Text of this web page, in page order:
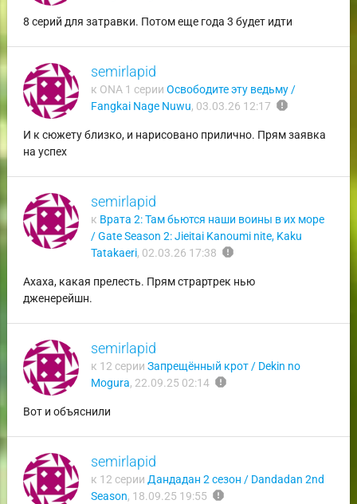
8 серий для затравки. Потом еще года 3 будет идти
semirlapid
к ONA 1 серии Освободите эту ведьму /
Fangkai Nage Nuwu, 03.03.26 12:17 report
И к сюжету близко, и нарисовано прилично. Прям заявка
на успех
semirlapid
к Врата 2: Там бьются наши воины в их море
/ Gate Season 2: Jieitai Kanoumi nite, Kaku
Tatakaeri, 02.03.26 17:38 report
Ахаха, какая прелесть. Прям страртрек нью
дженерейшн.
semirlapid
к 12 серии Запрещённый крот / Dekin no
Mogura, 22.09.25 02:14 report
Вот и объяснили
semirlapid
к 12 серии Дандадан 2 сезон / Dandadan 2nd
Season, 18.09.25 19:55 report